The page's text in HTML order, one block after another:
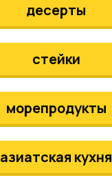
десерты
стейки
морепродукты
азиатская кухня